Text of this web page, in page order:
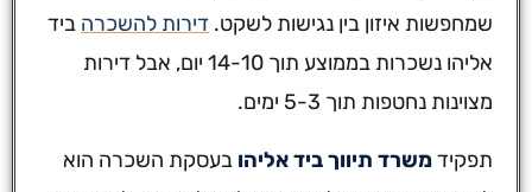
שמחפשות איזון בין נגישות לשקט.דירות להשכרהביד
אליהו נשכרות בממוצע תוך 14-10 יום, אבל דירות
מצוינות נחטפות תוך 5-3 ימים.
תפקידמשרד תיווך ביד אליהובעסקת השכרה הוא